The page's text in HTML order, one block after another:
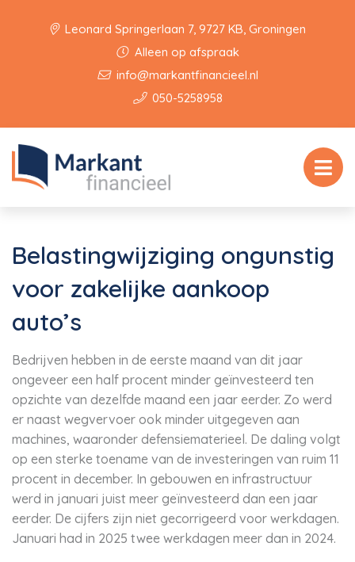
Leonard Springerlaan 7, 9727 KB, Groningen
Alleen op afspraak
info@markantfinancieel.nl
050-5258958
Belastingwijziging ongunstig
voor zakelijke aankoop
auto’s
Bedrijven hebben in de eerste maand van dit jaar
ongeveer een half procent minder geïnvesteerd ten
opzichte van dezelfde maand een jaar eerder. Zo werd
er naast wegvervoer ook minder uitgegeven aan
machines, waaronder defensiematerieel. De daling volgt
op een sterke toename van de investeringen van ruim 11
procent in december. In gebouwen en infrastructuur
werd in januari juist meer geïnvesteerd dan een jaar
eerder. De cijfers zijn niet gecorrigeerd voor werkdagen.
Januari had in 2025 twee werkdagen meer dan in 2024.